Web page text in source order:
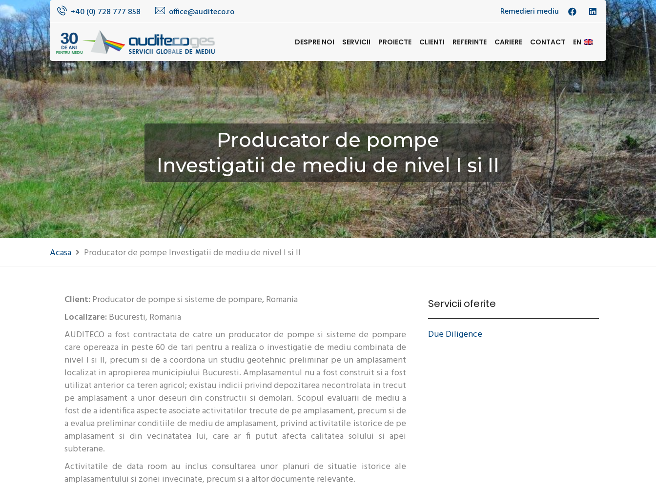
+40 (0) 728 777 858 office@auditeco.ro Remedieri mediu
DESPRE NOI SERVICII PROIECTE CLIENTI REFERINTE CARIERE CONTACT EN
Producator de pompe
Investigatii de mediu de nivel I si II
Acasa Producator de pompe Investigatii de mediu de nivel I si II
Client:Producator de pompe si sisteme de pompare, Romania
Localizare:Bucuresti, Romania
AUDITECO a fost contractata de catre un producator de pompe si sisteme de pompare
care opereaza in peste 60 de tari pentru a realiza o investigatie de mediu combinata de
nivel I si II, precum si de a coordona un studiu geotehnic preliminar pe un amplasament
localizat in apropierea municipiului Bucuresti. Amplasamentul nu a fost construit si a fost
utilizat anterior ca teren agricol; existau indicii privind depozitarea necontrolata in trecut
pe amplasament a unor deseuri din constructii si demolari. Scopul evaluarii de mediu a
fost de a identifica aspecte asociate activitatilor trecute de pe amplasament, precum si de
a evalua preliminar conditiile de mediu de amplasament, privind activitatile istorice de pe
amplasament si din vecinatatea lui, care ar fi putut afecta calitatea solului si apei
subterane.
Activitatile de data room au inclus consultarea unor planuri de situatie istorice ale
amplasamentului si zonei invecinate, precum si a altor documente relevante.
Servicii oferite
Due Diligence